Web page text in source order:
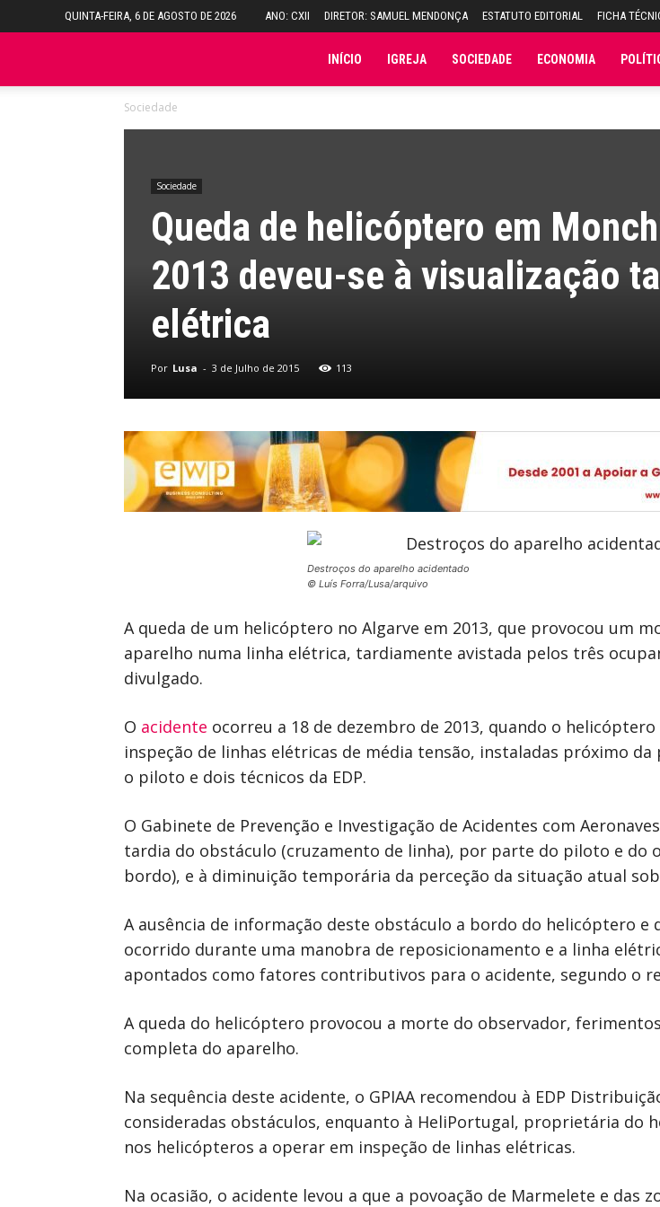
QUINTA-FEIRA, 6 DE AGOSTO DE 2026 ANO: CXII DIRETOR: SAMUEL MENDONÇA ESTATUTO EDITORIAL FICHA
INÍCIO IGREJA SOCIEDADE ECONOMIA
Sociedade
Sociedade
Queda de helicóptero em
2013 deveu-se à visualização
elétrica
Por Lusa - 3 de Julho de 2015 113
Destroços do aparelho acidentado
© Luís Forra/Lusa/arquivo
A queda de um helicóptero no Algarve em 2013, que provocou um
aparelho numa linha elétrica, tardiamente avistada pelos três
divulgado.
O acidente ocorreu a 18 de dezembro de 2013, quando o
inspeção de linhas elétricas de média tensão, instaladas próximo
o piloto e dois técnicos da EDP.
O Gabinete de Prevenção e Investigação de Acidentes com
tardia do obstáculo (cruzamento de linha), por parte do piloto e do
bordo), e à diminuição temporária da perceção da situação atual
A ausência de informação deste obstáculo a bordo do helicóptero
ocorrido durante uma manobra de reposicionamento e a linha
apontados como fatores contributivos para o acidente, segundo o
A queda do helicóptero provocou a morte do observador,
completa do aparelho.
Na sequência deste acidente, o GPIAA recomendou à EDP
consideradas obstáculos, enquanto à HeliPortugal, proprietária do
nos helicópteros a operar em inspeção de linhas elétricas.
Na ocasião, o acidente levou a que a povoação de Marmelete e das